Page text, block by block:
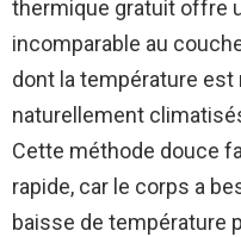
thermique gratuit offre
incomparable au
dont la température
naturellement
Cette méthode douce
rapide, car le corps a
baisse de température